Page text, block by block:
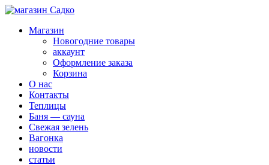
Skip
content
Магазин хозяйственных товаров для дома сада огорода —
sadko59.ru
Магазин
Новогодние товары
аккаунт
Оформление заказа
Корзина
О нас
Контакты
Теплицы
Баня — сауна
Свежая зелень
Вагонка
новости
статьи